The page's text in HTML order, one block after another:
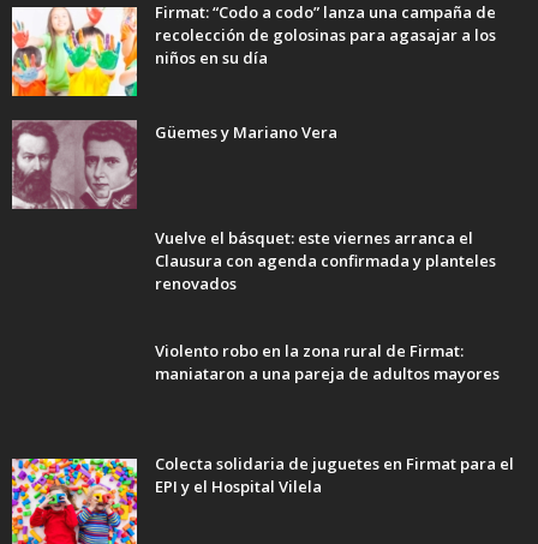
Firmat: “Codo a codo” lanza una campaña de
recolección de golosinas para agasajar a los
niños en su día
Güemes y Mariano Vera
Vuelve el básquet: este viernes arranca el
Clausura con agenda confirmada y planteles
renovados
Violento robo en la zona rural de Firmat:
maniataron a una pareja de adultos mayores
Colecta solidaria de juguetes en Firmat para el
EPI y el Hospital Vilela